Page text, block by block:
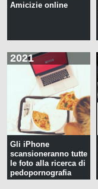
Amicizie online
2021
Gli iPhone
scansioneranno tutte
le foto alla ricerca di
pedopornografia